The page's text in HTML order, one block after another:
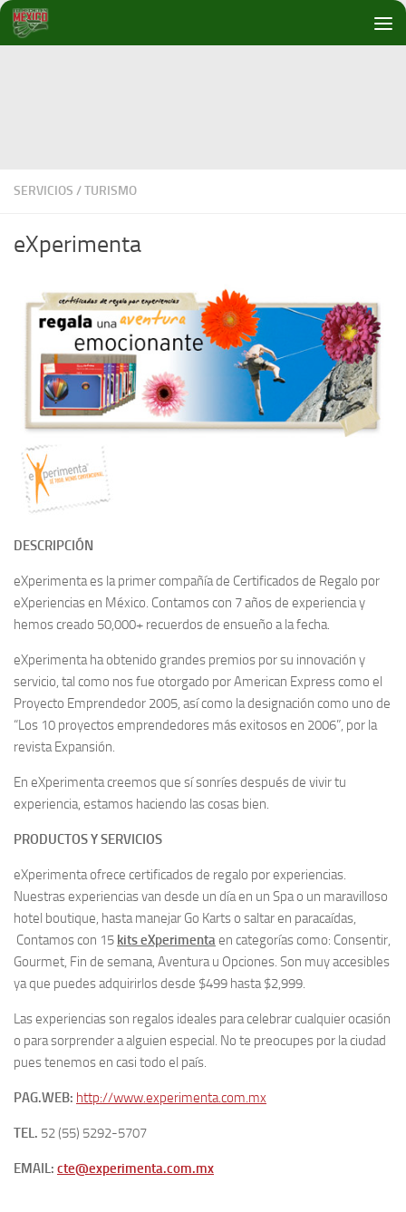
Debajo del contenido
SERVICIOS /TURISMO
eXperimenta
DESCRIPCIÓN
eXperimenta es la primer compañía de Certificados de Regalo por
eXperiencias en México. Contamos con 7 años de experiencia y
hemos creado 50,000+ recuerdos de ensueño a la fecha.
eXperimenta ha obtenido grandes premios por su innovación y
servicio, tal como nos fue otorgado por American Express como el
Proyecto Emprendedor 2005, así como la designación como uno de
“Los 10 proyectos emprendedores más exitosos en 2006”, por la
revista Expansión.
En eXperimenta creemos que sí sonríes después de vivir tu
experiencia, estamos haciendo las cosas bien.
PRODUCTOS Y SERVICIOS
eXperimenta ofrece certificados de regalo por experiencias.
Nuestras experiencias van desde un día en un Spa o un maravilloso
hotel boutique, hasta manejar Go Karts o saltar en paracaídas,
Contamos con 15 kits eXperimentaen categorías como: Consentir,
Gourmet, Fin de semana, Aventura u Opciones. Son muy accesibles
ya que puedes adquirirlos desde $499 hasta $2,999.
Las experiencias son regalos ideales para celebrar cualquier ocasión
o para sorprender a alguien especial. No te preocupes por la ciudad
pues tenemos en casi todo el país.
PAG.WEB: http://www.experimenta.com.mx
TEL. 52 (55) 5292-5707
EMAIL: cte@experimenta.com.mx